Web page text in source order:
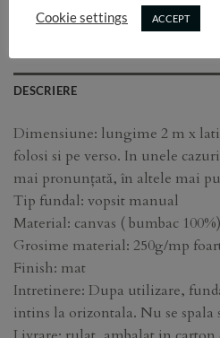
DESCRIERE
Dimensiune: lungime 2 m x
folosi si pe verso. In unele
mai pronunțată, în altele mai
Tip fundal: vopsit manual
Material: canvas ( bumbac 100%)
Grosime material: 250g/mp
Finish: mat
Intretinere: Dupa utilizare,
intins la orizontala. Nu se spala
Cookie settings ACCEPT